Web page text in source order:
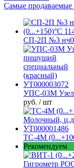
Самые продаваемые
СП-2П №3
УПС-03М Узел
руб. / шт
ТС-4М
Рекомендуем